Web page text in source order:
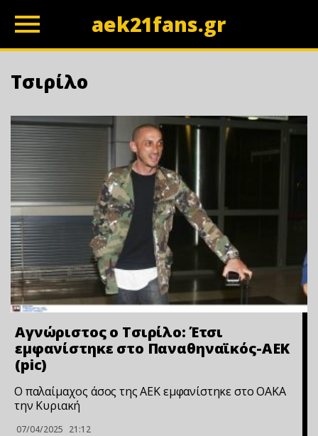
aek21fans.gr
Τσιρίλο
Αγνώριστος ο Τσιρίλο: Έτσι
εμφανίστηκε στο Παναθηναϊκός-ΑΕΚ
(pic)
Ο παλαίμαχος άσος της ΑΕΚ εμφανίστηκε στο ΟΑΚΑ
την Κυριακή
07/04/2025 21:12